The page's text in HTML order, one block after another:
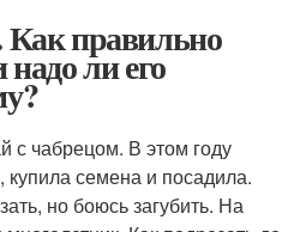
Как правильно
надо ли его
с чабрецом. В этом году
семена и посадила.
но боюсь загубить. На